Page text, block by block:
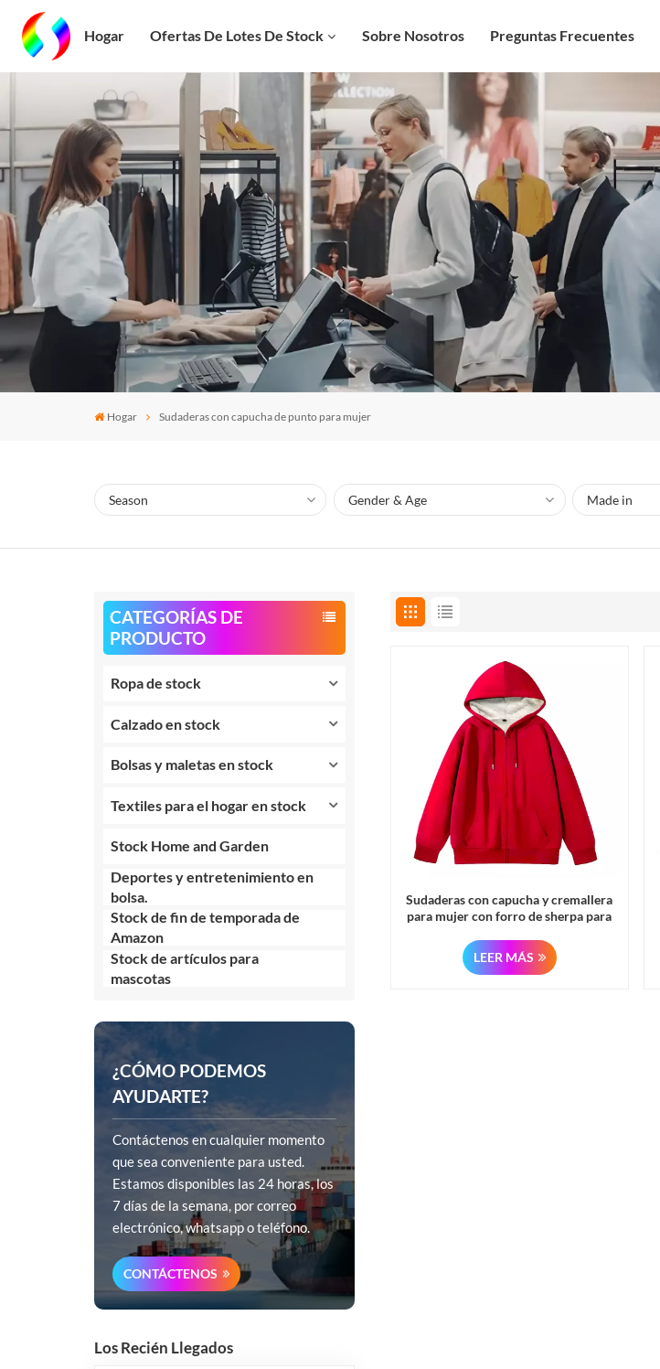
Hogar Ofertas De Lotes De Stock Sobre Nosotros Preguntas Frecuentes
Hogar Sudaderas con capucha de punto para mujer
CATEGORÍAS DE
PRODUCTO
Ropa de stock
Calzado en stock
Bolsas y maletas en stock
Textiles para el hogar en stock
Stock Home and Garden
Deportes y entretenimiento en
bolsa.
Stock de fin de temporada de
Amazon
Stock de artículos para
mascotas
¿CÓMO PODEMOS
AYUDARTE?
Contáctenos en cualquier momento
que sea conveniente para usted.
Estamos disponibles las 24 horas, los
7 días de la semana, por correo
electrónico, whatsapp o teléfono.
CONTÁCTENOS
Los Recién Llegados
Sudaderas con capucha y cremallera
para mujer con forro de sherpa para
LEER MÁS